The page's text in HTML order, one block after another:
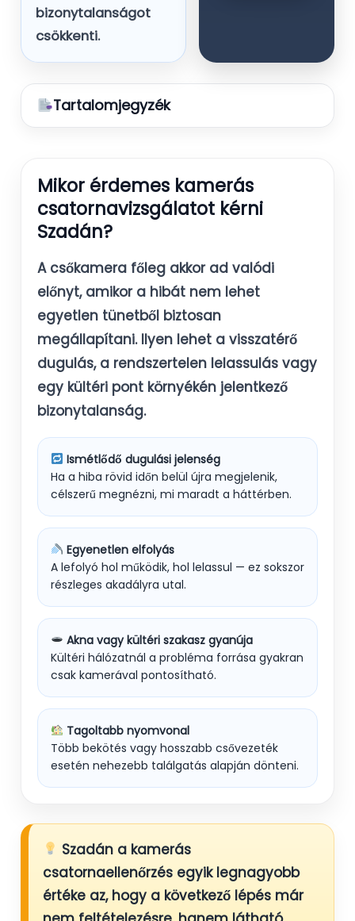
bizonytalanságot
csökkenti.
Tartalomjegyzék
Mikor érdemes kamerás
csatornavizsgálatot kérni
Szadán?
A csőkamera főleg akkor ad valódi
előnyt, amikor a hibát nem lehet
egyetlen tünetből biztosan
megállapítani. Ilyen lehet a visszatérő
dugulás, a rendszertelen lelassulás vagy
egy kültéri pont környékén jelentkező
bizonytalanság.
Ismétlődő dugulási jelenség
Ha a hiba rövid időn belül újra megjelenik,
célszerű megnézni, mi maradt a háttérben.
Egyenetlen elfolyás
A lefolyó hol működik, hol lelassul — ez sokszor
részleges akadályra utal.
Akna vagy kültéri szakasz gyanúja
Kültéri hálózatnál a probléma forrása gyakran
csak kamerával pontosítható.
Tagoltabb nyomvonal
Több bekötés vagy hosszabb csővezeték
esetén nehezebb találgatás alapján dönteni.
Szadán a kamerás
csatornaellenőrzés egyik legnagyobb
értéke az, hogy a következő lépés már